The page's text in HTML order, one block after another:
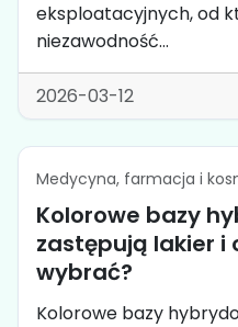
eksploatacyjnych, od
niezawodność...
2026-03-12
Medycyna, farmacja i
Kolorowe bazy
zastępują lakier i
wybrać?
Kolorowe bazy